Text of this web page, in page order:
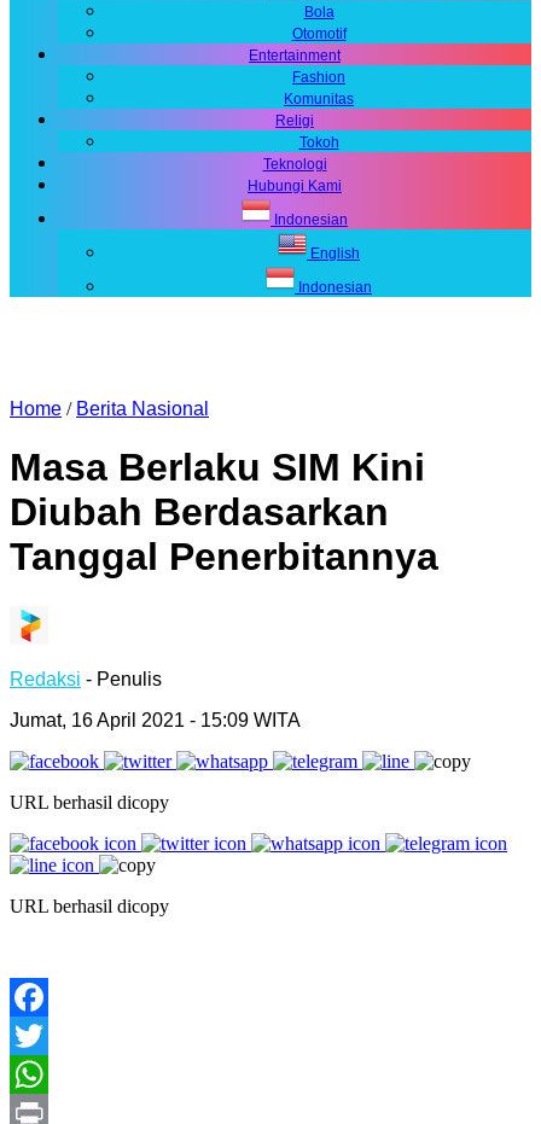
Bola
Otomotif
Entertainment
Fashion
Komunitas
Religi
Tokoh
Teknologi
Hubungi Kami
Indonesian
English
Indonesian
Home / Berita Nasional
Masa Berlaku SIM Kini
Diubah Berdasarkan
Tanggal Penerbitannya
Redaksi - Penulis
Jumat, 16 April 2021 - 15:09 WITA
URL berhasil dicopy
URL berhasil dicopy
Facebook
Twitter
WhatsApp